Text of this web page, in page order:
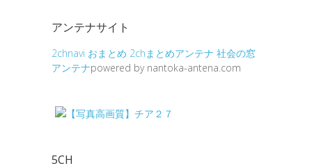
アンテナサイト
2chnavi おまとめ 2chまとめアンテナ 社会の窓
アンテナpowered by nantoka-antena.com
5CH